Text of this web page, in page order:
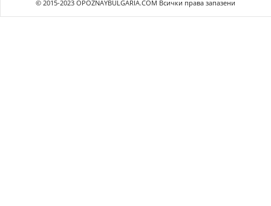
© 2015-2023 OPOZNAYBULGARIA.COM Всички права запазени